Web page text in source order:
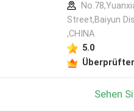
Street,Baiyun
,CHINA
5.0
Sehen